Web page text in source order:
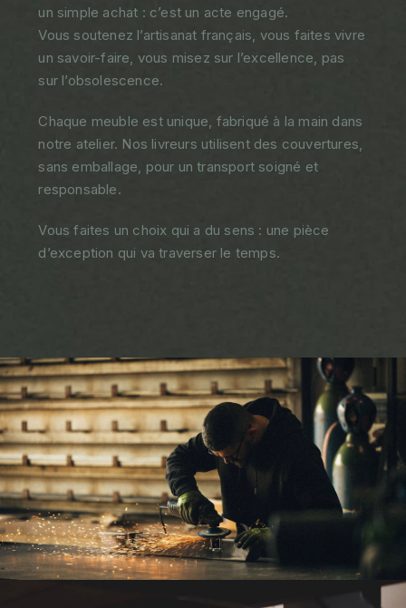
un simple achat : c’est un acte engagé.
Vous soutenez l’artisanat français, vous faites vivre
un savoir-faire, vous misez sur l’excellence, pas
sur l’obsolescence.
Chaque meuble est unique, fabriqué à la main dans
notre atelier. Nos livreurs utilisent des couvertures,
sans emballage, pour un transport soigné et
responsable.
Vous faites un choix qui a du sens : une pièce
d’exception qui va traverser le temps.